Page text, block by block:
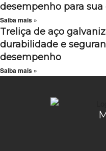
desempenho para sua
Saiba mais »
Treliça de aço
durabilidade e
desempenho
Saiba mais »